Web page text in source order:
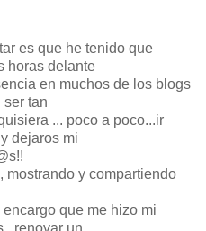
es que he tenido que
horas delante
en muchos de los blogs
ser tan
... poco a poco...ir
dejaros mi
mostrando y compartiendo
que me hizo mi
un